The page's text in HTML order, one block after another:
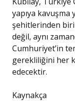
yapıya
şehitlerinden
değil, aynı
Cumhuriyet’in
gerekliliğini her
edecektir.
Kaynakça